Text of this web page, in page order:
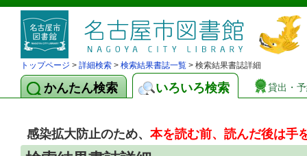
トップページ > 詳細検索 > 検索結果書誌一覧 > 検索結果書誌詳細
かんたん検索 いろいろ検索 貸出・
感染拡大防止のため、本を読む前、読んだ後は手